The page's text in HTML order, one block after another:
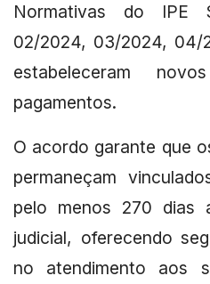
Normativas do IPE
02/2024, 03/2024, 04/
estabeleceram
pagamentos.
O acordo garante que
permaneçam
pelo menos 270 dias
judicial, oferecendo
no atendimento aos